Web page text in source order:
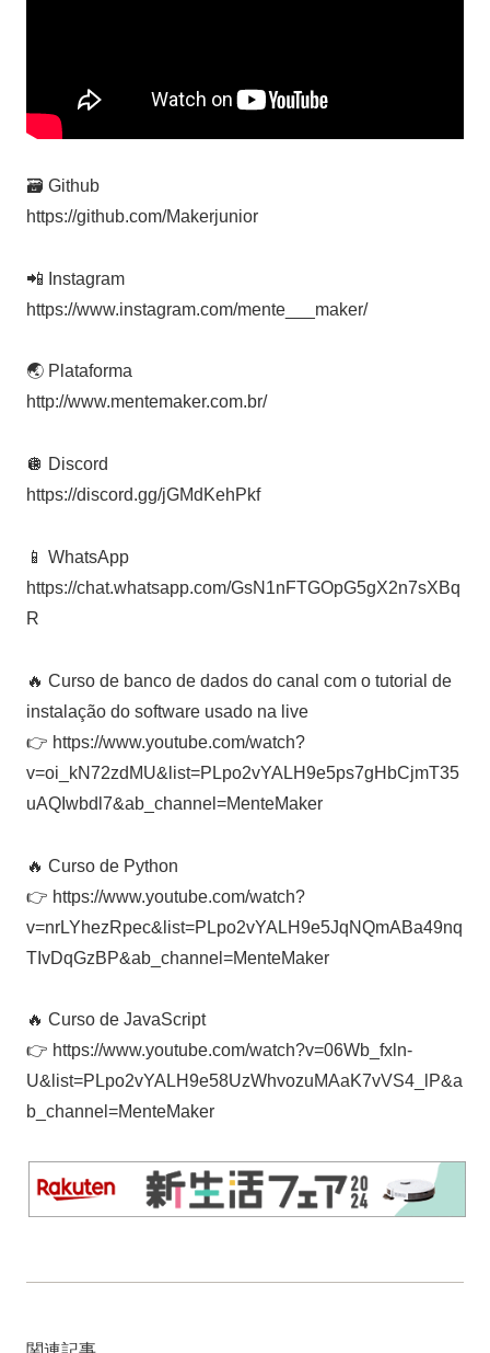
🗃️ Github
https://github.com/Makerjunior
📲 Instagram
https://www.instagram.com/mente___maker/
🌏 Plataforma
http://www.mentemaker.com.br/
🪩 Discord
https://discord.gg/jGMdKehPkf
📱 WhatsApp
https://chat.whatsapp.com/GsN1nFTGOpG5gX2n7sXBq
R
🔥 Curso de banco de dados do canal com o tutorial de
instalação do software usado na live
👉 https://www.youtube.com/watch?
v=oi_kN72zdMU&list=PLpo2vYALH9e5ps7gHbCjmT35
uAQIwbdl7&ab_channel=MenteMaker
🔥 Curso de Python
👉 https://www.youtube.com/watch?
v=nrLYhezRpec&list=PLpo2vYALH9e5JqNQmABa49nq
TIvDqGzBP&ab_channel=MenteMaker
🔥 Curso de JavaScript
👉 https://www.youtube.com/watch?v=06Wb_fxln-
U&list=PLpo2vYALH9e58UzWhvozuMAaK7vVS4_lP&a
b_channel=MenteMaker